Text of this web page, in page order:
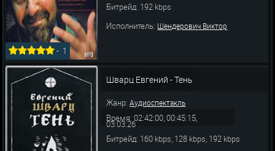
- 1
Битрейд: 192 kbps
Исполнитель: Шендерович Виктор
Шварц Евгений - Тень
Жанр:Аудиоспектакль
Время: 02:42:00, 00:45:15,
03:03:26
Битрейд: 160 kbps, 128 kbps, 192 kbps